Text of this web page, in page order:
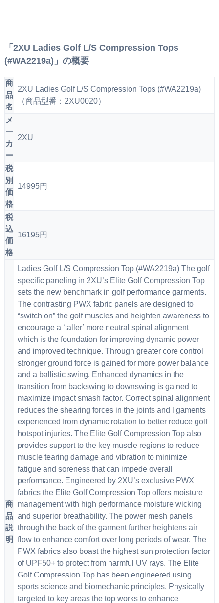
「2XU Ladies Golf L/S Compression Tops
(#WA2219a)」の概要
商
品
名
2XU Ladies Golf L/S Compression Tops (#WA2219a)
（商品型番：2XU0020）
メ
ー
カ
ー
2XU
税
別
価
格
14995円
税
込
価
格
16195円
商
品
説
明
Ladies Golf L/S Compression Top (#WA2219a) The golf
specific paneling in 2XU’s Elite Golf Compression Top
sets the new benchmark in golf performance garments.
The contrasting PWX fabric panels are designed to
“switch on” the golf muscles and heighten awareness to
encourage a ‘taller’ more neutral spinal alignment
which is the foundation for improving dynamic power
and improved technique. Through greater core control
stronger ground force is gained for more power balance
and a ballistic swing. Enhanced dynamics in the
transition from backswing to downswing is gained to
maximize impact smash factor. Correct spinal alignment
reduces the shearing forces in the joints and ligaments
experienced from dynamic rotation to better reduce golf
hotspot injuries. The Elite Golf Compression Top also
provides support to the key muscle regions to reduce
muscle tearing damage and vibration to minimize
fatigue and soreness that can impede overall
performance. Engineered by 2XU’s exclusive PWX
fabrics the Elite Golf Compression Top offers moisture
management with high performance moisture wicking
and superior breathability. The power mesh panels
through the back of the garment further heightens air
flow to enhance comfort over long periods of wear. The
PWX fabrics also boast the highest sun protection factor
of UPF50+ to protect from harmful UV rays. The Elite
Golf Compression Top has been engineered using
sports science and biomechanic principles. Physically
targeted to key areas the top works to enhance